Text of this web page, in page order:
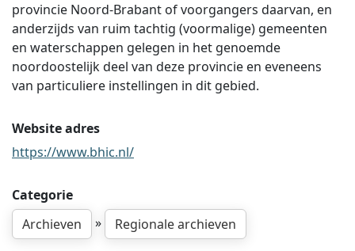
provincie Noord-Brabant of voorgangers daarvan, en
anderzijds van ruim tachtig (voormalige) gemeenten
en waterschappen gelegen in het genoemde
noordoostelijk deel van deze provincie en eveneens
van particuliere instellingen in dit gebied.
Website adres
https://www.bhic.nl/
Categorie
Archieven
» Regionale archieven